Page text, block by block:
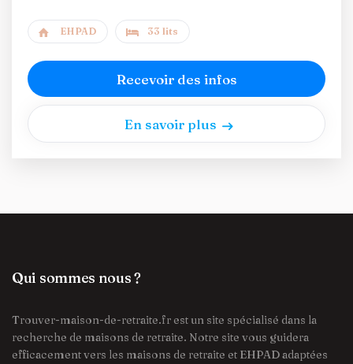
EHPAD 33 lits
Recevoir des infos
En savoir plus
Qui sommes nous ?
Trouver-maison-de-retraite.fr est un site spécialisé dans la
recherche de maisons de retraite. Notre site vous guidera
efficacement vers les maisons de retraite et EHPAD adaptées